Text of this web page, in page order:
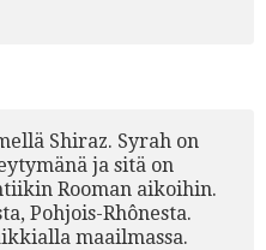
Shiraz. Syrah on
ja sitä on
Rooman aikoihin.
Pohjois-Rhônesta.
maailmassa.